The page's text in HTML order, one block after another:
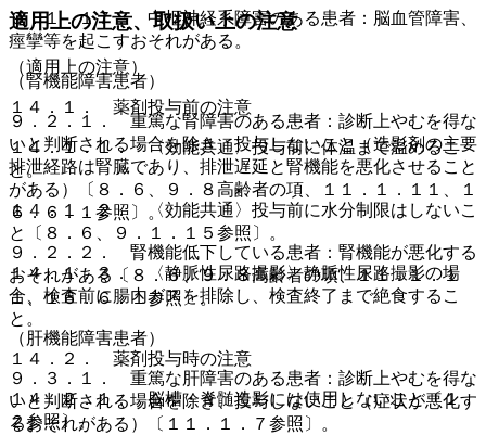
適用上の注意、取扱い上の注意
（適用上の注意）
１４．１． 薬剤投与前の注意
１４．１．１． 〈効能共通〉投与前に体温まで温めるこ
と。
１４．１．２． 〈効能共通〉投与前に水分制限はしないこ
と〔８．６、９．１．１５参照〕。
１４．１．３． 〈静脈性尿路撮影〉静脈性尿路撮影の場
合、検査前に腸内ガスを排除し、検査終了まで絶食するこ
と。
１４．２． 薬剤投与時の注意
１４．２．１． 脳槽・脊髄造影には使用しないこと〔１．
２参照〕。
９．１．１７． 中枢神経系障害のある患者：脳血管障害、
痙攣等を起こすおそれがある。
（腎機能障害患者）
９．２．１． 重篤な腎障害のある患者：診断上やむを得な
いと判断される場合を除き、投与しないこと（造影剤の主要
排泄経路は腎臓であり、排泄遅延と腎機能を悪化させること
がある）〔８．６、９．８高齢者の項、１１．１．１１、１
６．６．１参照〕。
９．２．２． 腎機能低下している患者：腎機能が悪化する
おそれがある〔８．６、９．８高齢者の項、１１．１．１
１、１６．６．１参照〕。
（肝機能障害患者）
９．３．１． 重篤な肝障害のある患者：診断上やむを得な
いと判断される場合を除き、投与しないこと（症状が悪化す
るおそれがある）〔１１．１．７参照〕。